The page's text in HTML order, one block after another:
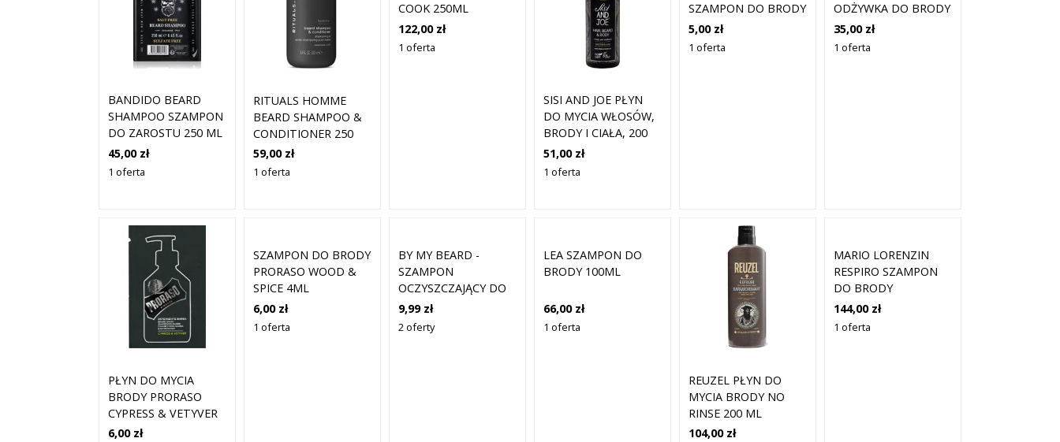
BANDIDO BEARD
SHAMPOO SZAMPON
DO ZAROSTU 250 ML
45,00 zł
1 oferta
RITUALS HOMME
BEARD SHAMPOO &
CONDITIONER 250
ML
59,00 zł
1 oferta
COOK 250ML
122,00 zł
1 oferta
SISI AND JOE PŁYN
DO MYCIA WŁOSÓW,
BRODY I CIAŁA, 200
ML
51,00 zł
1 oferta
SZAMPON DO BRODY
10ML
5,00 zł
1 oferta
ODŻYWKA DO BRODY
BULLDOG
PIELĘGNACJA SKÓRY
35,00 zł
1 oferta
PŁYN DO MYCIA
BRODY PRORASO
CYPRESS & VETYVER
4ML
6,00 zł
SZAMPON DO BRODY
PRORASO WOOD &
SPICE 4ML
6,00 zł
1 oferta
BY MY BEARD -
SZAMPON
OCZYSZCZAJĄCY DO
BRODY, 300 ML
9,99 zł
2 oferty
LEA SZAMPON DO
BRODY 100ML
66,00 zł
1 oferta
REUZEL PŁYN DO
MYCIA BRODY NO
RINSE 200 ML
104,00 zł
MARIO LORENZIN
RESPIRO SZAMPON
DO BRODY
144,00 zł
1 oferta